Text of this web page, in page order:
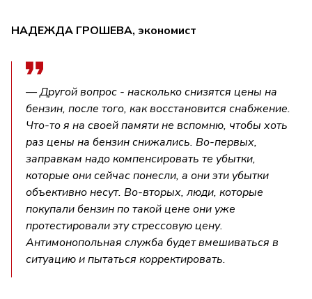
НАДЕЖДА ГРОШЕВА, экономист
— Другой вопрос - насколько снизятся цены на
бензин, после того, как восстановится снабжение.
Что-то я на своей памяти не вспомню, чтобы хоть
раз цены на бензин снижались. Во-первых,
заправкам надо компенсировать те убытки,
которые они сейчас понесли, а они эти убытки
объективно несут. Во-вторых, люди, которые
покупали бензин по такой цене они уже
протестировали эту стрессовую цену.
Антимонопольная служба будет вмешиваться в
ситуацию и пытаться корректировать.